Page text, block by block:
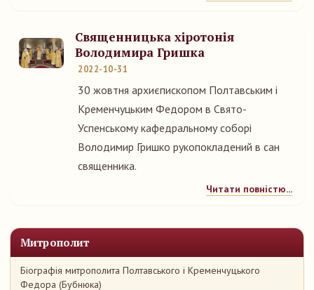
Митрополит
Біографія митрополита Полтавського і Кременчуцького
Федора (Бубнюка)
Священницька хіротонія
Володимира Гришка
2022-10-31
30 жовтня архиєпископом Полтавським і
Кременчуцьким Федором в Свято-
Успенському кафедральному соборі
Володимир Гришко рукопокладений в сан
священника.
Читати повністю...